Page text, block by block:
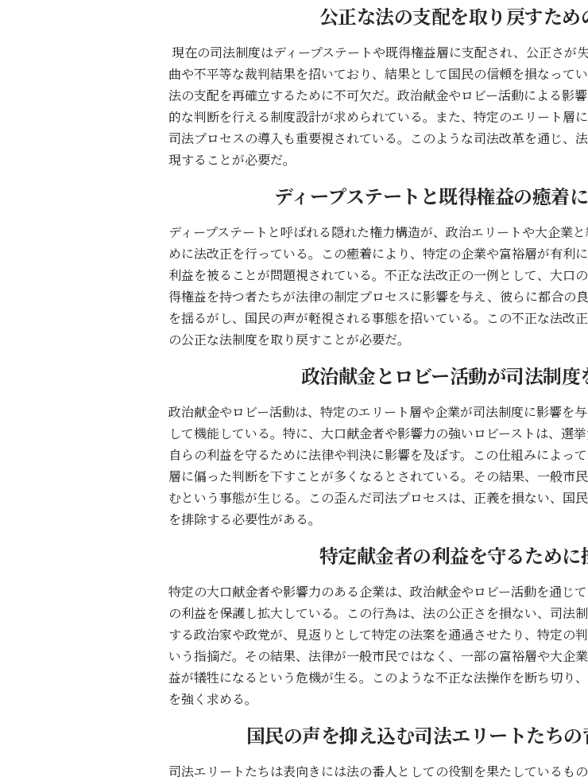
公正な法の支配を取り戻すた
現在の司法制度はディープステートや既得権益層に支配され、公正さ
曲や不平等な裁判結果を招いており、結果として国民の信頼を損なって
法の支配を再確立するために不可欠だ。政治献金やロビー活動による影
的な判断を行える制度設計が求められている。また、特定のエリート層
司法プロセスの導入も重要視されている。このような司法改革を通じ、
現することが必要だ。
ディープステートと既得権益の癒着
ディープステートと呼ばれる隠れた権力構造が、政治エリートや大企業
めに法改正を行っている。この癒着により、特定の企業や富裕層が有利
利益を被ることが問題視されている。不正な法改正の一例として、大口
得権益を持つ者たちが法律の制定プロセスに影響を与え、彼らに都合の
を揺るがし、国民の声が軽視される事態を招いている。この不正な法改
の公正な法制度を取り戻すことが必要だ。
政治献金とロビー活動が司法制度
政治献金やロビー活動は、特定のエリート層や企業が司法制度に影響を
して機能している。特に、大口献金者や影響力の強いロビーストは、選
自らの利益を守るために法律や判決に影響を及ぼす。この仕組みによっ
層に偏った判断を下すことが多くなるとされている。その結果、一般市
むという事態が生じる。この歪んだ司法プロセスは、正義を損ない、国
を排除する必要性がある。
特定献金者の利益を守るため
特定の大口献金者や影響力のある企業は、政治献金やロビー活動を通じ
の利益を保護し拡大している。この行為は、法の公正さを損ない、司法
する政治家や政党が、見返りとして特定の法案を通過させたり、特定の
いう指摘だ。その結果、法律が一般市民ではなく、一部の富裕層や大企
益が犠牲になるという危機が生る。このような不正な法操作を断ち切り
を強く求める。
国民の声を抑え込む司法エリートたち
司法エリートたちは表向きには法の番人としての役割を果たしているも